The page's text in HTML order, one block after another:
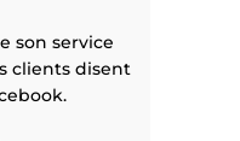
son service
clients disent